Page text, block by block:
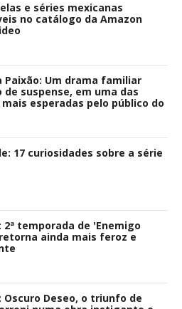
e séries mexicanas
no catálogo da Amazon
Paixão: Um drama familiar
de suspense, em uma das
esperadas pelo público do
17 curiosidades sobre a série
2ª temporada de 'Enemigo
ainda mais feroz e
Oscuro Deseo, o triunfo de